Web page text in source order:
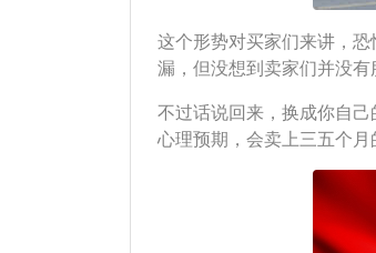
这个形势对买家们来讲，
漏，但没想到卖家们并没有
不过话说回来，换成你自
心理预期，会卖上三五个月